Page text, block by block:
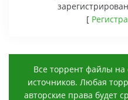
[
Все торрент файлы на
источников. Любая
авторские права будет